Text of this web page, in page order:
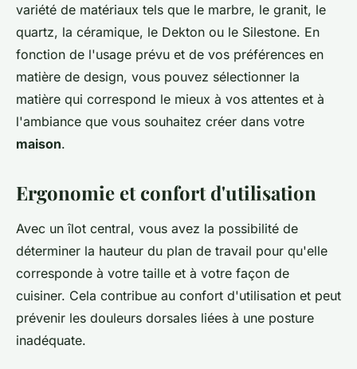
variété de matériaux tels que le marbre, le granit, le
quartz, la céramique, le Dekton ou le Silestone. En
fonction de l'usage prévu et de vos préférences en
matière de design, vous pouvez sélectionner la
matière qui correspond le mieux à vos attentes et à
l'ambiance que vous souhaitez créer dans votre
maison.
Ergonomie et confort d'utilisation
Avec un îlot central, vous avez la possibilité de
déterminer la hauteur du plan de travail pour qu'elle
corresponde à votre taille et à votre façon de
cuisiner. Cela contribue au confort d'utilisation et peut
prévenir les douleurs dorsales liées à une posture
inadéquate.